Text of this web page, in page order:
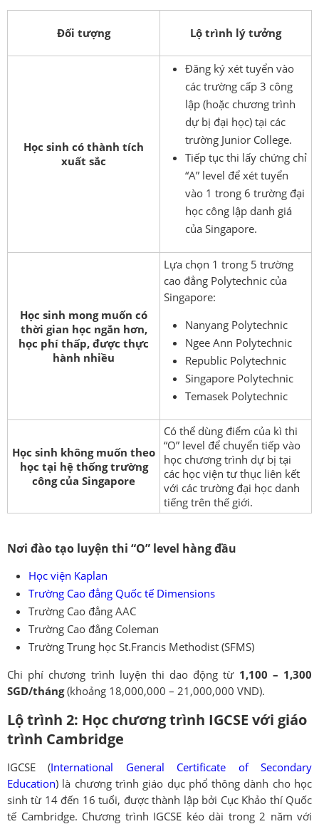
Đối tượng Lộ trình lý tưởng
Học sinh có thành tích
xuất sắc
Đăng ký xét tuyển vào
các trường cấp 3 công
lập (hoặc chương trình
dự bị đại học) tại các
trường Junior College.
Tiếp tục thi lấy chứng chỉ
“A” level để xét tuyển
vào 1 trong 6 trường đại
học công lập danh giá
của Singapore.
Học sinh mong muốn có
thời gian học ngắn hơn,
học phí thấp, được thực
hành nhiều
Lựa chọn 1 trong 5 trường
cao đẳng Polytechnic của
Singapore:
Nanyang Polytechnic
Ngee Ann Polytechnic
Republic Polytechnic
Singapore Polytechnic
Temasek Polytechnic
Học sinh không muốn theo
học tại hệ thống trường
công của Singapore
Có thể dùng điểm của kì thi
“O” level để chuyển tiếp vào
học chương trình dự bị tại
các học viện tư thục liên kết
với các trường đại học danh
tiếng trên thế giới.
Nơi đào tạo luyện thi “O” level hàng đầu
Học viện Kaplan
Trường Cao đẳng Quốc tế Dimensions
Trường Cao đẳng AAC
Trường Cao đẳng Coleman
Trường Trung học St.Francis Methodist (SFMS)
Chi phí chương trình luyện thi dao động từ 1,100 – 1,300
SGD/tháng(khoảng 18,000,000 – 21,000,000 VND).
Lộ trình 2: Học chương trình IGCSE với giáo
trình Cambridge
IGCSE (International General Certificate of Secondary
Education) là chương trình giáo dục phổ thông dành cho học
sinh từ 14 đến 16 tuổi, được thành lập bởi Cục Khảo thí Quốc
tế Cambridge. Chương trình IGCSE kéo dài trong 2 năm với